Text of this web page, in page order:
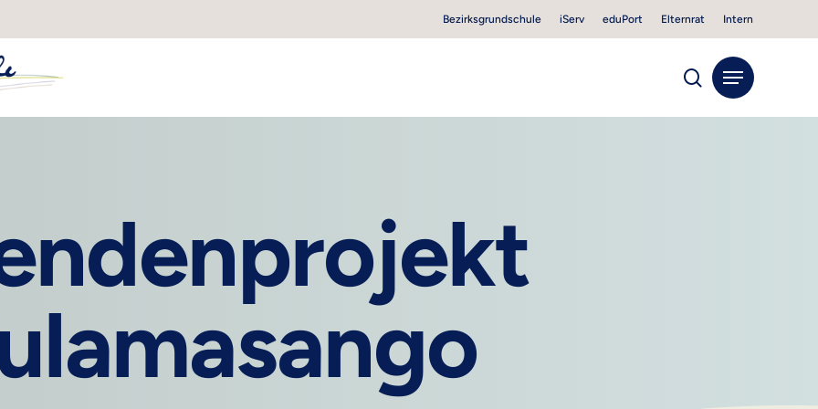
Bezirksgrundschule iServ eduPort Elternrat Intern
Menu
search